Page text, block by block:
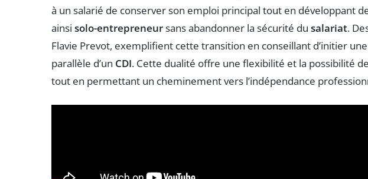
à un salarié de conserver son emploi principal tout en développant
ainsi solo-entrepreneursans abandonner la sécurité du salariat.
Flavie Prevot, exemplifient cette transition en conseillant d’initier
parallèle d’un CDI. Cette dualité offre une flexibilité et la possibilité
tout en permettant un cheminement vers l’indépendance